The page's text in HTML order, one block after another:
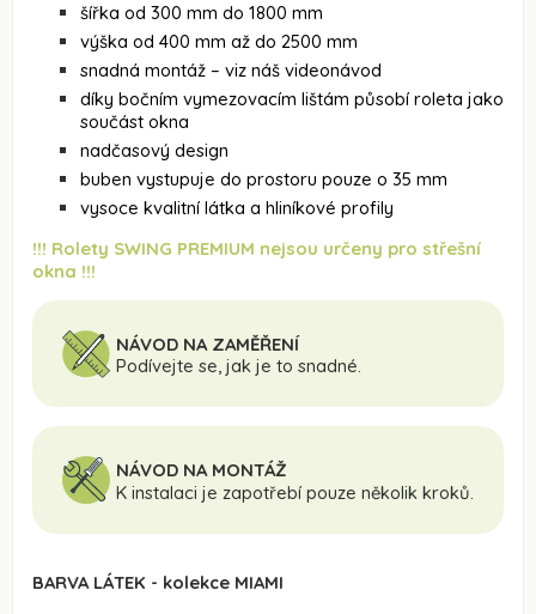
šířka od 300 mm do 1800 mm
výška od 400 mm až do 2500 mm
snadná montáž – viz náš videonávod
díky bočním vymezovacím lištám působí roleta jako
součást okna
nadčasový design
buben vystupuje do prostoru pouze o 35 mm
vysoce kvalitní látka a hliníkové profily
!!! Rolety SWING PREMIUM nejsou určeny pro střešní
okna !!!
NÁVOD NA ZAMĚŘENÍ
Podívejte se, jak je to snadné.
NÁVOD NA MONTÁŽ
K instalaci je zapotřebí pouze několik kroků.
BARVA LÁTEK - kolekce MIAMI